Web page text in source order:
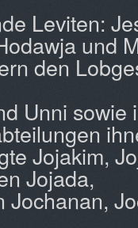
Leviten:
und
den
Unni sowie
Jojakim,
Jojada,
Jochanan,